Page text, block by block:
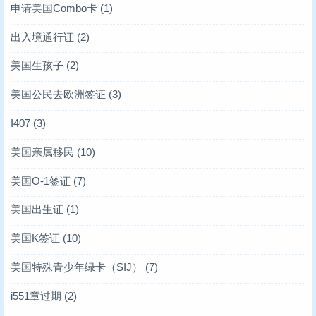
申请美国Combo卡 (1)
出入境通行证 (2)
美国生孩子 (2)
美国公民去欧洲签证 (3)
I407 (3)
美国亲属移民 (10)
美国O-1签证 (7)
美国出生证 (1)
美国K签证 (10)
美国特殊青少年绿卡（SIJ） (7)
i551章过期 (2)